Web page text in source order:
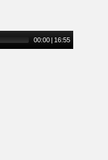
00:00 | 16:55